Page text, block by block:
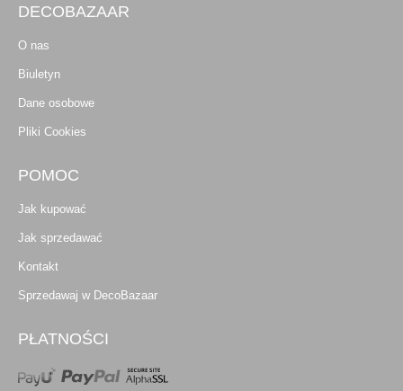
DECOBAZAAR
O nas
Biuletyn
Dane osobowe
Pliki Cookies
POMOC
Jak kupować
Jak sprzedawać
Kontakt
Sprzedawaj w DecoBazaar
PŁATNOŚCI